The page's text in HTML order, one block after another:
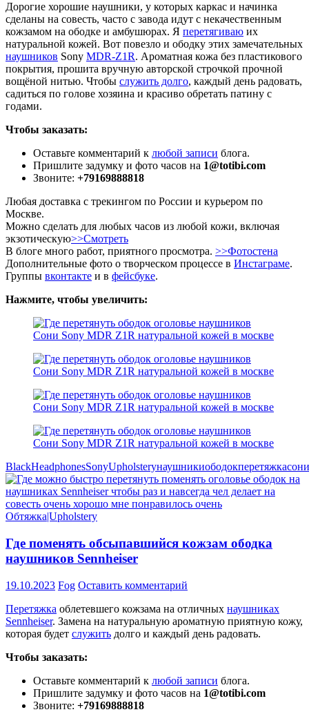
Дорогие хорошие наушники, у которых каркас и начинка
сделаны на совесть, часто с завода идут с некачественным
кожзамом на ободке и амбушюрах. Я перетягиваю их
натуральной кожей. Вот повезло и ободку этих замечательных
наушников Sony MDR-Z1R. Ароматная кожа без пластикового
покрытия, прошита вручную авторской строчкой прочной
вощёной нитью. Чтобы служить долго, каждый день радовать,
садиться по голове хозяина и красиво обретать патину с
годами.
Чтобы заказать:
Оставьте комментарий к любой записи блога.
Пришлите задумку и фото часов на 1@totibi.com
Звоните: +79169888818
Любая доставка с трекингом по России и курьером по
Москве.
Можно сделать для любых часов из любой кожи, включая
экзотическую>>Смотреть
В блоге много работ, приятного просмотра. >>Фотостена
Дополнительные фото о творческом процессе в Инстаграме.
Группы вконтакте и в фейсбуке.
Нажмите, чтобы увеличить:
BlackHeadphonesSonyUpholsteryнаушникиободокперетяжкасони
Обтяжка|Upholstery
Где поменять обсыпавшийся кожзам ободка
наушников Sennheiser
19.10.2023 Fog Оставить комментарий
Перетяжка облетевшего кожзама на отличных наушниках
Sennheiser. Замена на натуральную ароматную приятную кожу,
которая будет служить долго и каждый день радовать.
Чтобы заказать:
Оставьте комментарий к любой записи блога.
Пришлите задумку и фото часов на 1@totibi.com
Звоните: +79169888818